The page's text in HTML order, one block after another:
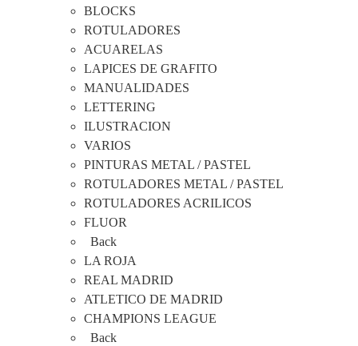
BLOCKS
ROTULADORES
ACUARELAS
LAPICES DE GRAFITO
MANUALIDADES
LETTERING
ILUSTRACION
VARIOS
PINTURAS METAL / PASTEL
ROTULADORES METAL / PASTEL
ROTULADORES ACRILICOS
FLUOR
Back
LA ROJA
REAL MADRID
ATLETICO DE MADRID
CHAMPIONS LEAGUE
Back